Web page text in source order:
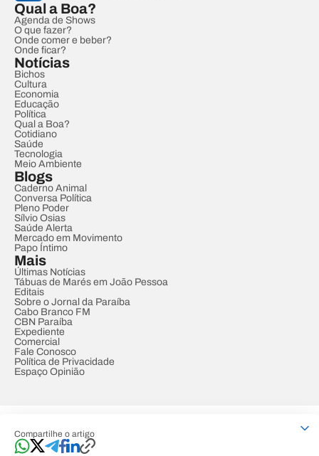
Compartilhe o artigo
Qual a Boa?
Agenda de Shows
O que fazer?
Onde comer e beber?
Onde ficar?
Notícias
Bichos
Cultura
Economia
Educação
Política
Qual a Boa?
Cotidiano
Saúde
Tecnologia
Meio Ambiente
Blogs
Caderno Animal
Conversa Política
Pleno Poder
Sílvio Osias
Saúde Alerta
Mercado em Movimento
Papo Íntimo
Mais
Últimas Notícias
Tábuas de Marés em João Pessoa
Editais
Sobre o Jornal da Paraíba
Cabo Branco FM
CBN Paraíba
Expediente
Comercial
Fale Conosco
Política de Privacidade
Espaço Opinião
Developed by Designed by